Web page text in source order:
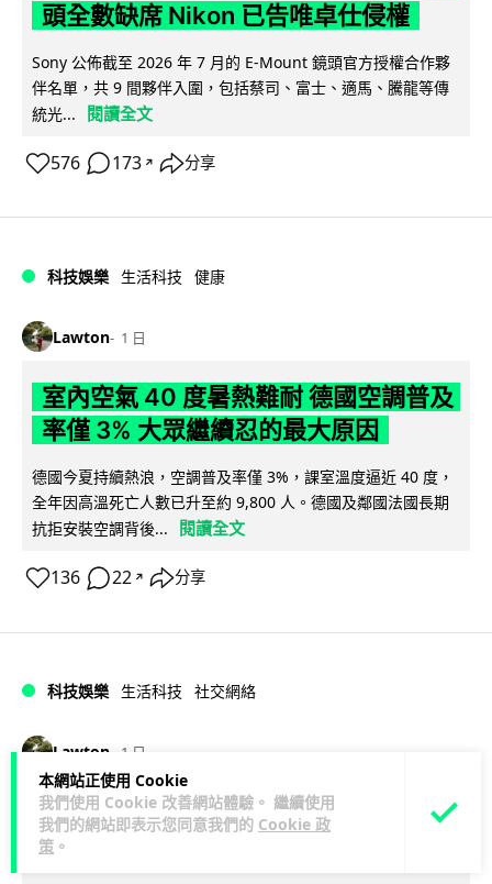
本網站正使用 Cookie
我們使用 Cookie 改善網站體驗。 繼續使用
我們的網站即表示您同意我們的 Cookie 政
策 。
頭全數缺席 Nikon 已告唯卓仕侵權
Sony 公佈截至 2026 年 7 月的 E-Mount 鏡頭官方授權合作夥
伴名單，共 9 間夥伴入圍，包括蔡司、富士、適馬、騰龍等傳
統光...
閱讀全文
576 173 ↗ 分享
科技娛樂 生活科技 健康
Lawton 1 日
室內空氣 40 度暑熱難耐 德國空調普及
率僅 3% 大眾繼續忍的最大原因
德國今夏持續熱浪，空調普及率僅 3%，課室溫度逼近 40 度，
全年因高溫死亡人數已升至約 9,800 人。德國及鄰國法國長期
抗拒安裝空調背後...
閱讀全文
136 22 ↗ 分享
科技娛樂 生活科技 社交網絡
Lawton 1 日
Telegram 一度從 Apple App Store 下
架 官方未解釋原因迅速恢復上架